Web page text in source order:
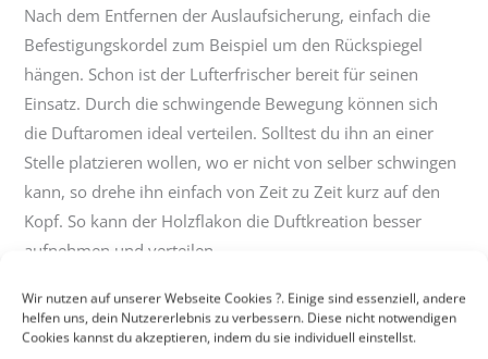
Wir nutzen auf unserer Webseite Cookies ?. Einige sind essenziell, andere
helfen uns, dein Nutzererlebnis zu verbessern. Diese nicht notwendigen
Cookies kannst du akzeptieren, indem du sie individuell einstellst.
Nach dem Entfernen der Auslaufsicherung, einfach die
Befestigungskordel zum Beispiel um den Rückspiegel
hängen. Schon ist der Lufterfrischer bereit für seinen
Einsatz. Durch die schwingende Bewegung können sich
die Duftaromen ideal verteilen. Solltest du ihn an einer
Stelle platzieren wollen, wo er nicht von selber schwingen
kann, so drehe ihn einfach von Zeit zu Zeit kurz auf den
Kopf. So kann der Holzflakon die Duftkreation besser
aufnehmen und verteilen.
Inhalt: 2 x 4,5 ml
Anwendungsdauer: ca. 90 Tage